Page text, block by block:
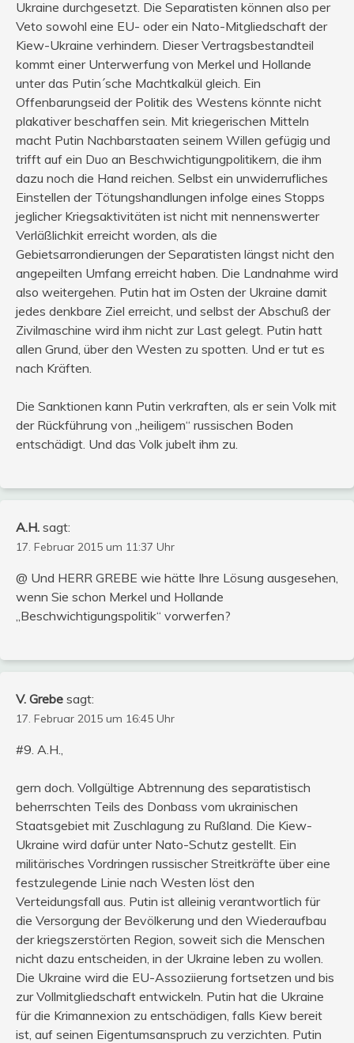
Ukraine durchgesetzt. Die Separatisten können also per
Veto sowohl eine EU- oder ein Nato-Mitgliedschaft der
Kiew-Ukraine verhindern. Dieser Vertragsbestandteil
kommt einer Unterwerfung von Merkel und Hollande
unter das Putin´sche Machtkalkül gleich. Ein
Offenbarungseid der Politik des Westens könnte nicht
plakativer beschaffen sein. Mit kriegerischen Mitteln
macht Putin Nachbarstaaten seinem Willen gefügig und
trifft auf ein Duo an Beschwichtigungpolitikern, die ihm
dazu noch die Hand reichen. Selbst ein unwiderrufliches
Einstellen der Tötungshandlungen infolge eines Stopps
jeglicher Kriegsaktivitäten ist nicht mit nennenswerter
Verläßlichkit erreicht worden, als die
Gebietsarrondierungen der Separatisten längst nicht den
angepeilten Umfang erreicht haben. Die Landnahme wird
also weitergehen. Putin hat im Osten der Ukraine damit
jedes denkbare Ziel erreicht, und selbst der Abschuß der
Zivilmaschine wird ihm nicht zur Last gelegt. Putin hatt
allen Grund, über den Westen zu spotten. Und er tut es
nach Kräften.
Die Sanktionen kann Putin verkraften, als er sein Volk mit
der Rückführung von „heiligem“ russischen Boden
entschädigt. Und das Volk jubelt ihm zu.
A.H. sagt:
17. Februar 2015 um 11:37 Uhr
@ Und HERR GREBE wie hätte Ihre Lösung ausgesehen,
wenn Sie schon Merkel und Hollande
„Beschwichtigungspolitik“ vorwerfen?
V. Grebe sagt:
17. Februar 2015 um 16:45 Uhr
#9. A.H.,
gern doch. Vollgültige Abtrennung des separatistisch
beherrschten Teils des Donbass vom ukrainischen
Staatsgebiet mit Zuschlagung zu Rußland. Die Kiew-
Ukraine wird dafür unter Nato-Schutz gestellt. Ein
militärisches Vordringen russischer Streitkräfte über eine
festzulegende Linie nach Westen löst den
Verteidungsfall aus. Putin ist alleinig verantwortlich für
die Versorgung der Bevölkerung und den Wiederaufbau
der kriegszerstörten Region, soweit sich die Menschen
nicht dazu entscheiden, in der Ukraine leben zu wollen.
Die Ukraine wird die EU-Assoziierung fortsetzen und bis
zur Vollmitgliedschaft entwickeln. Putin hat die Ukraine
für die Krimannexion zu entschädigen, falls Kiew bereit
ist, auf seinen Eigentumsanspruch zu verzichten. Putin